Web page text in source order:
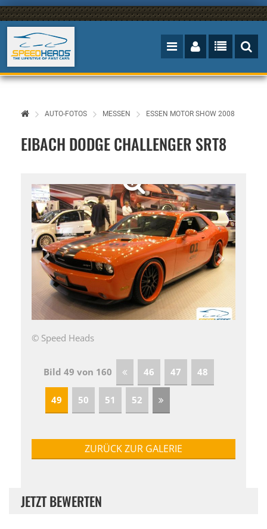
AUTO-FOTOS MESSEN ESSEN MOTOR SHOW 2008
EIBACH DODGE CHALLENGER SRT8
© Speed Heads
Bild 49 von 160 46 47 48
49 50 51 52
ZURÜCK ZUR GALERIE
JETZT BEWERTEN